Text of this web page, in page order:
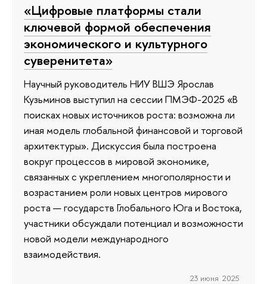
«Цифровые платформы стали
ключевой формой обеспечения
экономического и культурного
суверенитета»
Научный руководитель НИУ ВШЭ Ярослав
Кузьминов выступил на сессии ПМЭФ-2025 «В
поисках новых источников роста: возможна ли
иная модель глобальной финансовой и торговой
архитектуры». Дискуссия была построена
вокруг процессов в мировой экономике,
связанных с укреплением многополярности и
возрастанием роли новых центров мирового
роста — государств Глобального Юга и Востока,
участники обсуждали потенциал и возможности
новой модели международного
взаимодействия.
23 июня 2025